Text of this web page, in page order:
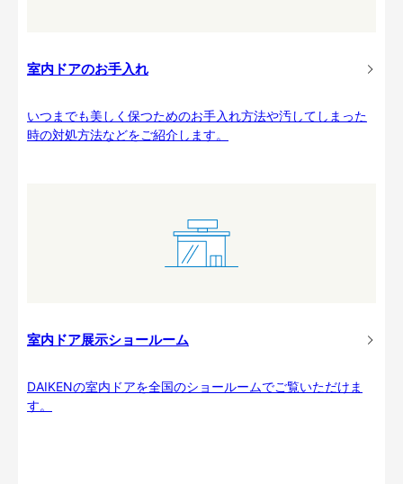
室内ドアのお手入れ
いつまでも美しく保つためのお手入れ方法や汚してしまった
時の対処方法などをご紹介します。
室内ドア展示ショールーム
DAIKENの室内ドアを全国のショールームでご覧いただけま
す。